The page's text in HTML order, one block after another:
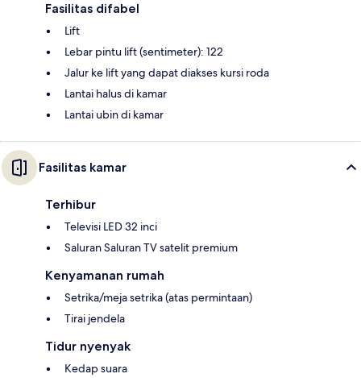
Fasilitas difabel
Lift
Lebar pintu lift (sentimeter): 122
Jalur ke lift yang dapat diakses kursi roda
Lantai halus di kamar
Lantai ubin di kamar
Fasilitas kamar
Terhibur
Televisi LED 32 inci
Saluran Saluran TV satelit premium
Kenyamanan rumah
Setrika/meja setrika (atas permintaan)
Tirai jendela
Tidur nyenyak
Kedap suara